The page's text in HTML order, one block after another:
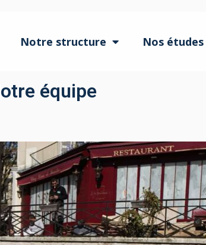
Notre structure Nos études
équipe